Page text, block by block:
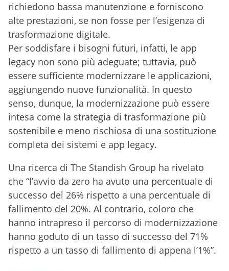
richiedono bassa manutenzione e forniscono
alte prestazioni, se non fosse per l’esigenza di
trasformazione digitale.
Per soddisfare i bisogni futuri, infatti, le app
legacy non sono più adeguate; tuttavia, può
essere sufficiente modernizzare le applicazioni,
aggiungendo nuove funzionalità. In questo
senso, dunque, la modernizzazione può essere
intesa come la strategia di trasformazione più
sostenibile e meno rischiosa di una sostituzione
completa dei sistemi e app legacy.
Una ricerca di The Standish Group ha rivelato
che “l’avvio da zero ha avuto una percentuale di
successo del 26% rispetto a una percentuale di
fallimento del 20%. Al contrario, coloro che
hanno intrapreso il percorso di modernizzazione
hanno goduto di un tasso di successo del 71%
rispetto a un tasso di fallimento di appena l’1%”.